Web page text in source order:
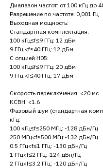
Диапазон частот: от 100 кГц до
Разрешение по частоте: 0,001 Гц
Выходная мощность:
Стандартная комплектация:
100 кГц≤f≤9 ГГц: 12 дБм
9 ГГц <f≤40 ГГц: 12 дБм
С опцией H05:
100 кГц≤f≤9 ГГц: 20 дБм
9 ГГц <f≤40 ГГц: 17 дБм
Скорость переключения: <20 мс
КСВН: <1.6
Фазовый шум (стандартная
кГц:
100 кГц≤f≤250 МГц: -128 дБн/Гц
250 МГц<f≤500 МГц:-132 дБн/Гц
0.5 ГГц<f≤1 ГГц: -130 дБн/Гц
1 ГГц<f≤2 ГГц:-124 дБн/Гц
2 ГГц<f≤3.2 ГГц: -120 дБн/Гц